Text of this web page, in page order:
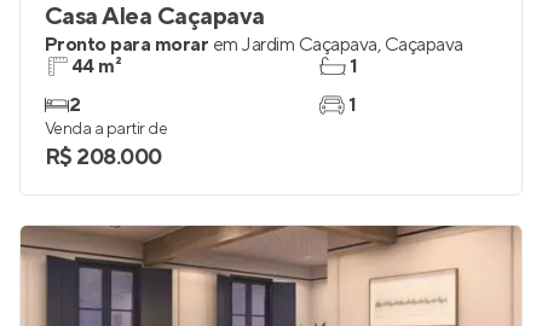
Casa Alea Caçapava
Pronto para morar em Jardim Caçapava, Caçapava
44 m²
2
1
1
Venda a partir de
R$ 208.000